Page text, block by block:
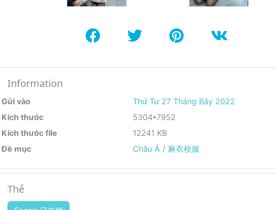
Information
Gửi vào
Thứ Tư 27 Tháng Bảy 2022
Kích thước
5304*7952
Kích thước file
12241 KB
Đề mục
Châu Á/ 麻衣校服
Thẻ